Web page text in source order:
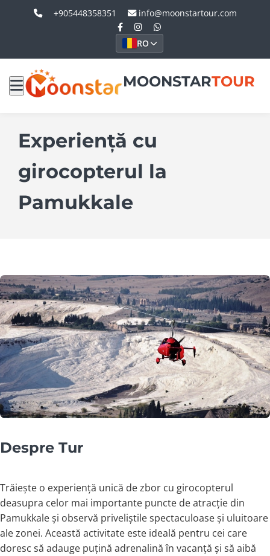
+905448358351 info@moonstartour.com
RO
MOONSTARTOUR
Experiență cu
girocopterul la
Pamukkale
Despre Tur
Trăiește o experiență unică de zbor cu girocopterul
deasupra celor mai importante puncte de atracție din
Pamukkale și observă priveliștile spectaculoase și uluitoare
ale zonei. Această activitate este ideală pentru cei care
doresc să adauge puțină adrenalină în vacanță și să aibă